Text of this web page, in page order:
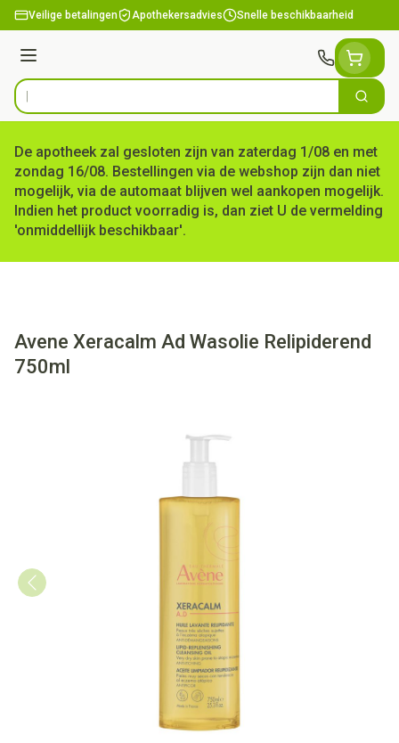
Ga naar de inhoud
Veilige betalingen Apothekersadvies Snelle beschikbaarheid
Menu
Product, merk, categorie... Zoek
De apotheek zal gesloten zijn van zaterdag 1/08 en met
zondag 16/08. Bestellingen via de webshop zijn dan niet
mogelijk, via de automaat blijven wel aankopen mogelijk.
Indien het product voorradig is, dan ziet U de vermelding
'onmiddellijk beschikbaar'.
Avene Xeracalm Ad Wasolie Relipiderend
750ml